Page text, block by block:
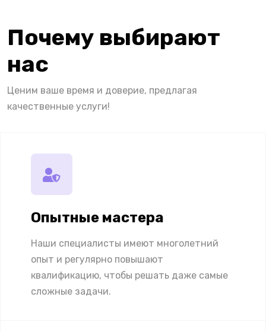
Почему выбирают
нас
Ценим ваше время и доверие, предлагая
качественные услуги!
Опытные мастера
Наши специалисты имеют многолетний
опыт и регулярно повышают
квалификацию, чтобы решать даже самые
сложные задачи.